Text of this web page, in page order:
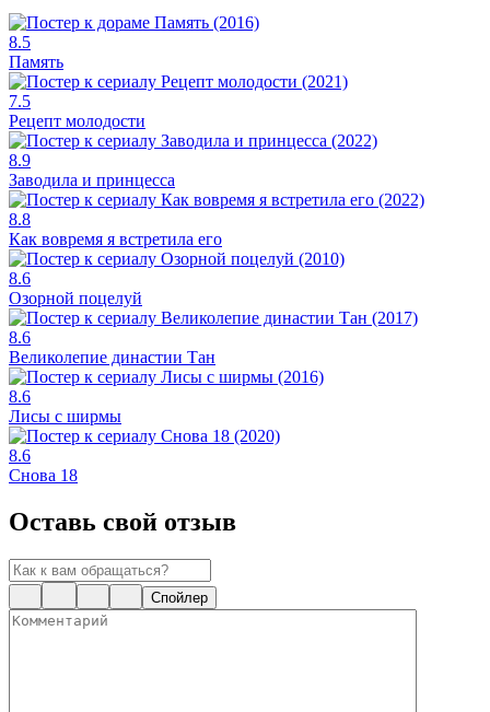
8.5
Память
7.5
Рецепт молодости
8.9
Заводила и принцесса
8.8
Как вовремя я встретила его
8.6
Озорной поцелуй
8.6
Великолепие династии Тан
8.6
Лисы с ширмы
8.6
Снова 18
Оставь свой отзыв
Спойлер